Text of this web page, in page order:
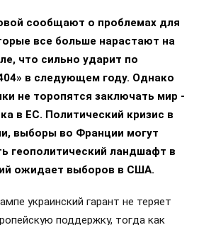
сообщают о проблемах для
все больше нарастают на
что сильно ударит по
в следующем году. Однако
не торопятся заключать мир -
в ЕС. Политический кризис в
выборы во Франции могут
геополитический ландшафт в
ожидает выборов в США.
украинский гарант не теряет
поддержку, тогда как